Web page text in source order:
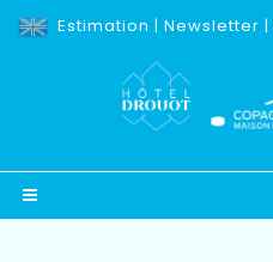
Estimation | Newsletter |